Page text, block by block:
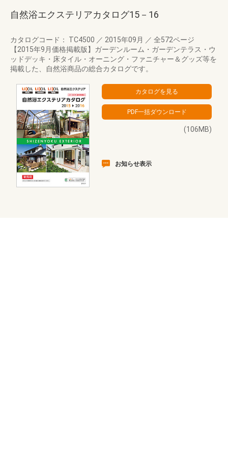
自然浴エクステリアカタログ15－16
カタログコード： TC4500 ／ 2015年09月 ／ 全572ページ
【2015年9月価格掲載版】ガーデンルーム・ガーデンテラス・ウ
ッドデッキ・床タイル・オーニング・ファニチャー＆グッズ等を
掲載した、自然浴商品の総合カタログです。
(106MB)
お知らせ表示